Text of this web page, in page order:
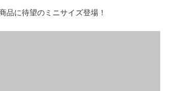
品に待望のミニサイズ登場！